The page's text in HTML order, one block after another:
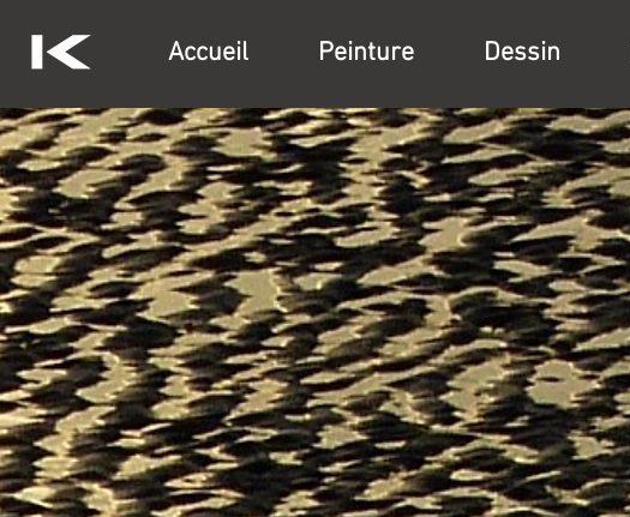
Accueil Peinture Dessin